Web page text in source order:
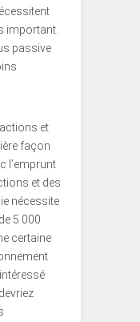
important.
passive
et
façon
l’emprunt
et des
nécessite
5 000
certaine